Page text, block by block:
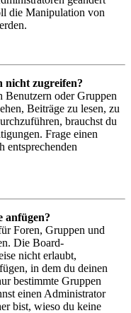
die Manipulation von
nicht zugreifen?
Benutzern oder Gruppen
Beiträge zu lesen, zu
brauchst du
Frage einen
entsprechenden
anfügen?
Foren, Gruppen und
Die Board-
nicht erlaubt,
in dem du deinen
bestimmte Gruppen
einen Administrator
bist, wieso du keine